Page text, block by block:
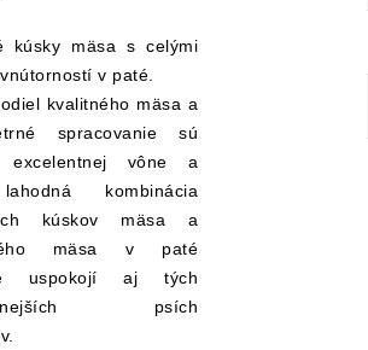
kúsky mäsa s celými
v paté.
kvalitného mäsa a
spracovanie sú
excelentnej vône a
kombinácia
kúskov mäsa a
mäsa v paté
uspokojí aj tých
psích